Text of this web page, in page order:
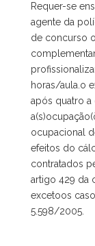
Requer-se
agente da
de concurso
horas/aula.o
após quatro a
ocupacional
efeitos do
contratados
artigo 429 da
excetoos
5.598/2005.